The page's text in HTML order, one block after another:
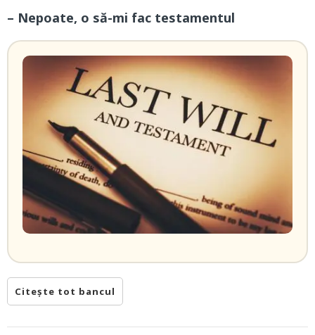
– Nepoate, o să-mi fac testamentul
Citește tot bancul